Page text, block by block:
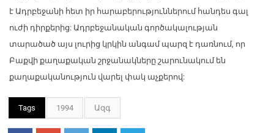
է Ադրբեջանի հետ իր հարաբերություններում հանդես գալ
ուժի դիրքերից: Ադրբեջանական գործակալության
տարածած այս լուրից կրկին անգամ պարզ է դառնում, որ
Բաքվի քաղաքական շրջանակները շարունակում են
քաղաքականություն վարել փակ աչքերով:
Tags 1994 Ազգ